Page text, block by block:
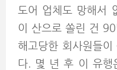
도어 업체도 망해서
이 산으로 쏠린 건
해고당한 회사원들이
다. 몇 년 후 이 유행